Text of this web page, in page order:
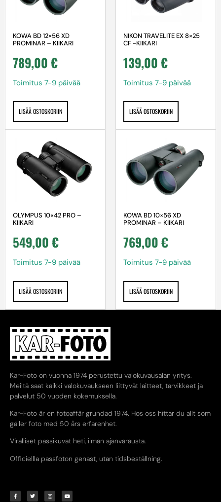
KOWA BD 12×56 XD
PROMINAR – KIIKARI
789,00€
Toimitus 7-9 päivää
LISÄÄ OSTOSKORIIN
NIKON TRAVELITE EX 8×25
CF -KIIKARI
139,00€
Toimitus 7-9 päivää
LISÄÄ OSTOSKORIIN
OLYMPUS 10×42 PRO –
KIIKARI
549,00€
Toimitus 7-9 päivää
LISÄÄ OSTOSKORIIN
KOWA BD 10×56 XD
PROMINAR – KIIKARI
769,00€
Toimitus 7-9 päivää
LISÄÄ OSTOSKORIIN
Kar-Foto on vuonna 1974 perustettu valokuvausalan yritys.
Meiltä saat kaikki valokuvaukseen liittyvät laitteet, tarvikkeet ja
palvelut 50 vuoden kokemuksella.
Kar-Foto är en fotoaffär grundad 1974. Hos oss hittar du allt som
gäller foto med 50 års erfarenhet.
Viralliset passikuvat heti, ilman ajanvarausta.
Officiellla passfoton genast, utan tidsbeställning.